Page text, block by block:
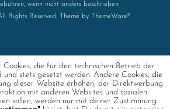
wenn nicht anders beschrieben
Rights Reserved. Theme by
ThemeWare®
Cookies, die für den technischen Betrieb der
stets gesetzt werden. Andere Cookies, die
dieser Website erhöhen, der Direktwerbung
mit anderen Websites und sozialen
sollen, werden nur mit deiner Zustimmung